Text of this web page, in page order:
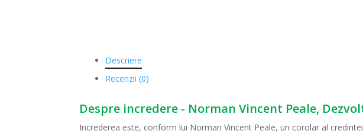
Descriere
Recenzii (0)
Despre incredere - Norman Vincent Peale,
Increderea este, conform lui Norman Vincent Peale, un corolar al